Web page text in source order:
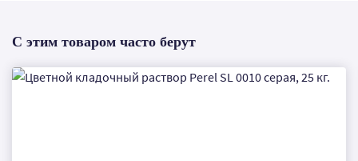
С этим товаром часто берут